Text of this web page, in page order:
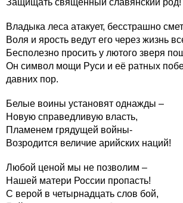
Защищать священный славянский род!
Владыка леса атакует, бесстрашно
Воля и ярость ведут его через жизнь
Бесполезно просить у лютого зверя
Он символ мощи Руси и её ратных
давних пор.
Белые воины установят однажды –
Новую справедливую власть,
Пламенем грядущей войны-
Возродится величие арийских наций!
Любой ценой мы не позволим –
Нашей матери России пропасть!
С верой в четырнадцать слов бой,